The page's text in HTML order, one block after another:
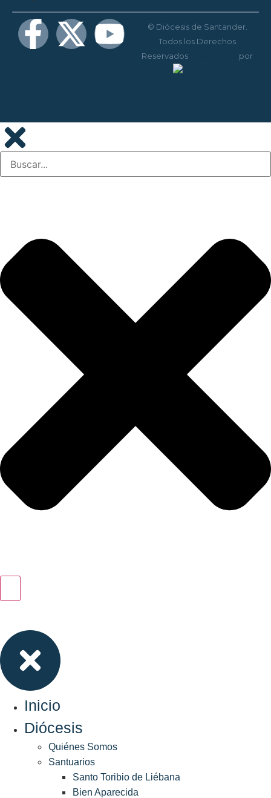
© Diócesis de Santander.
Todos los Derechos
Reservados
por
Inicio
Diócesis
Quiénes Somos
Santuarios
Santo Toribio de Liébana
Bien Aparecida